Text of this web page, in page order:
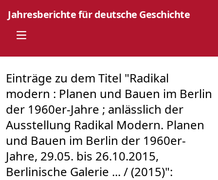
Jahresberichte für deutsche Geschichte
Open main menu
Einträge zu dem Titel "Radikal
modern : Planen und Bauen im Berlin
der 1960er-Jahre ; anlässlich der
Ausstellung Radikal Modern. Planen
und Bauen im Berlin der 1960er-
Jahre, 29.05. bis 26.10.2015,
Berlinische Galerie ... / (2015)":